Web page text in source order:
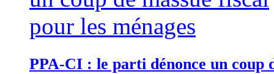
PPA-CI : le parti dénonce un coup